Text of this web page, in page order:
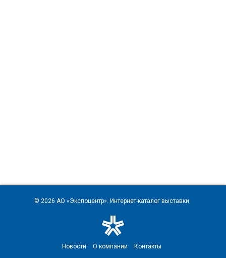
© 2026 АО «Экспоцентр». Интернет-каталог выставки
Новости О компании Контакты